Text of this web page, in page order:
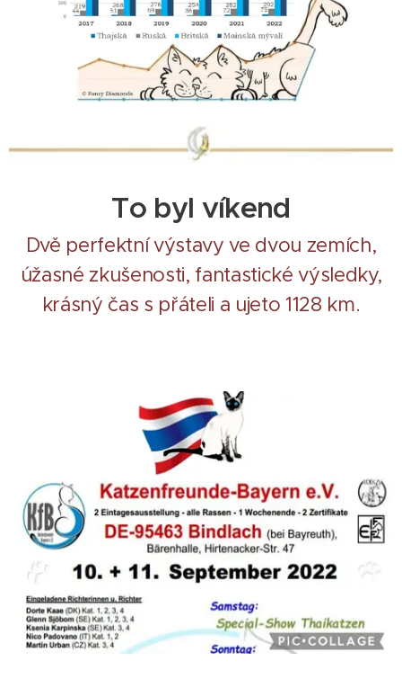
To byl víkend
Dvě perfektní výstavy ve dvou zemích,
úžasné zkušenosti, fantastické výsledky,
krásný čas s přáteli a ujeto 1128 km.